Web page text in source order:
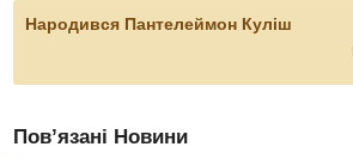
Народився Пантелеймон Куліш
Пов’язані Новини